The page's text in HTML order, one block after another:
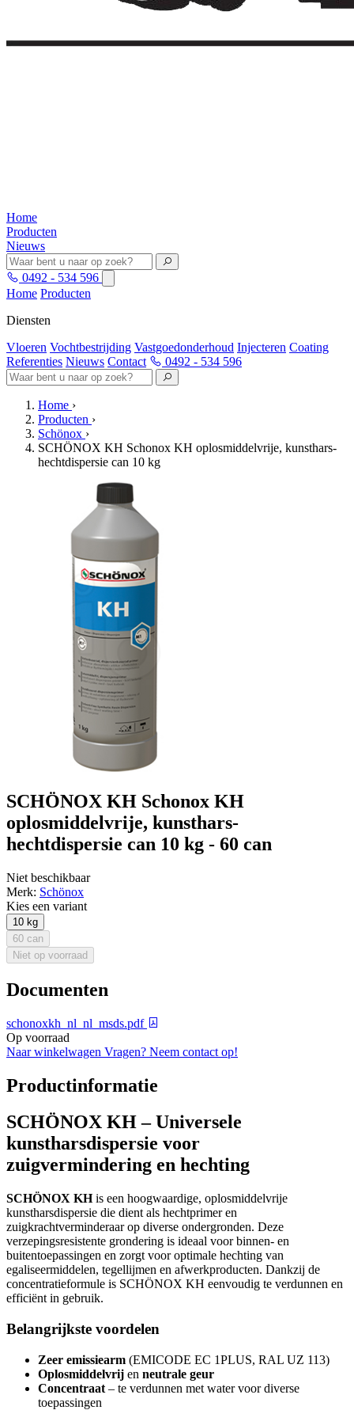
Home
Producten
Nieuws
0492 - 534 596
Home Producten
Diensten
Vloeren Vochtbestrijding Vastgoedonderhoud Injecteren Coating
Referenties Nieuws Contact 0492 - 534 596
Home ›
Producten ›
Schönox ›
SCHÖNOX KH Schonox KH oplosmiddelvrije, kunsthars-
hechtdispersie can 10 kg
SCHÖNOX KH Schonox KH
oplosmiddelvrije, kunsthars-
hechtdispersie can 10 kg - 60 can
Niet beschikbaar
Merk: Schönox
Kies een variant
10 kg
60 can
Niet op voorraad
Documenten
schonoxkh_nl_nl_msds.pdf
Op voorraad
Naar winkelwagen Vragen? Neem contact op!
Productinformatie
SCHÖNOX KH – Universele
kunstharsdispersie voor
zuigvermindering en hechting
SCHÖNOX KHis een hoogwaardige, oplosmiddelvrije
kunstharsdispersie die dient als hechtprimer en
zuigkrachtverminderaar op diverse ondergronden. Deze
verzepingsresistente grondering is ideaal voor binnen- en
buitentoepassingen en zorgt voor optimale hechting van
egaliseermiddelen, tegellijmen en afwerkproducten. Dankzij de
concentratieformule is SCHÖNOX KH eenvoudig te verdunnen en
efficiënt in gebruik.
Belangrijkste voordelen
Zeer emissiearm (EMICODE EC 1PLUS, RAL UZ 113)
Oplosmiddelvrij en neutrale geur
Concentraat – te verdunnen met water voor diverse
toepassingen